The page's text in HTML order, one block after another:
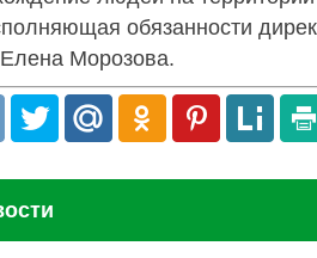
обязанности
Морозова.